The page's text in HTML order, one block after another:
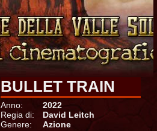
BULLET TRAIN
Anno:
2022
Regia di:
David Leitch
Genere:
Azione